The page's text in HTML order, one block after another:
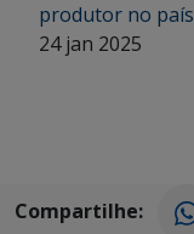
produtor no país
24 jan 2025
Compartilhe: